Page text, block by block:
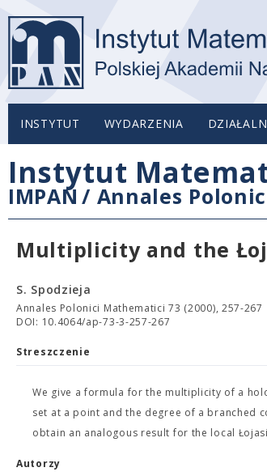
INSTYTUT WYDARZENIA
Instytut
IMPAN / Annales
Multiplicity and the
S. Spodzieja
Annales Polonici Mathematici 73 (2000), 257-267
DOI: 10.4064/ap-73-3-257-267
Streszczenie
We give a formula for the multiplicity of a
set at a point and the degree of a branched
obtain an analogous result for the local
Autorzy